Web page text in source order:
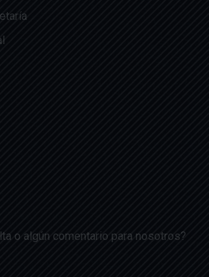
o algún comentario para nosotros?